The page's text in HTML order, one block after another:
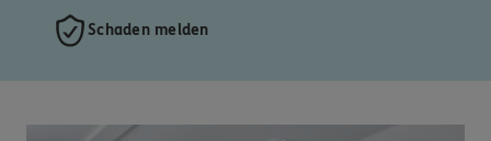
Schaden melden